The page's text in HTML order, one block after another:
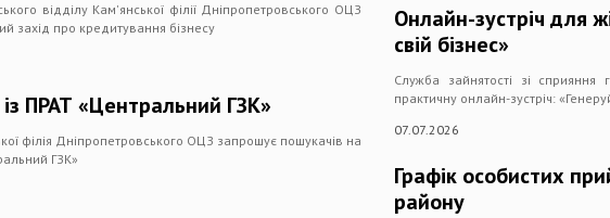
відділу Кам'янської філії Дніпропетровського ОЦЗ
захід про кредитування бізнесу
ПРАТ «Центральний ГЗК»
філія Дніпропетровського ОЦЗ запрошує пошукачів на
ГЗК»
Онлайн-зустріч для
свій бізнес»
Служба зайнятості зі сприяння
практичну онлайн-зустріч:
07.07.2026
Графік особистих
району